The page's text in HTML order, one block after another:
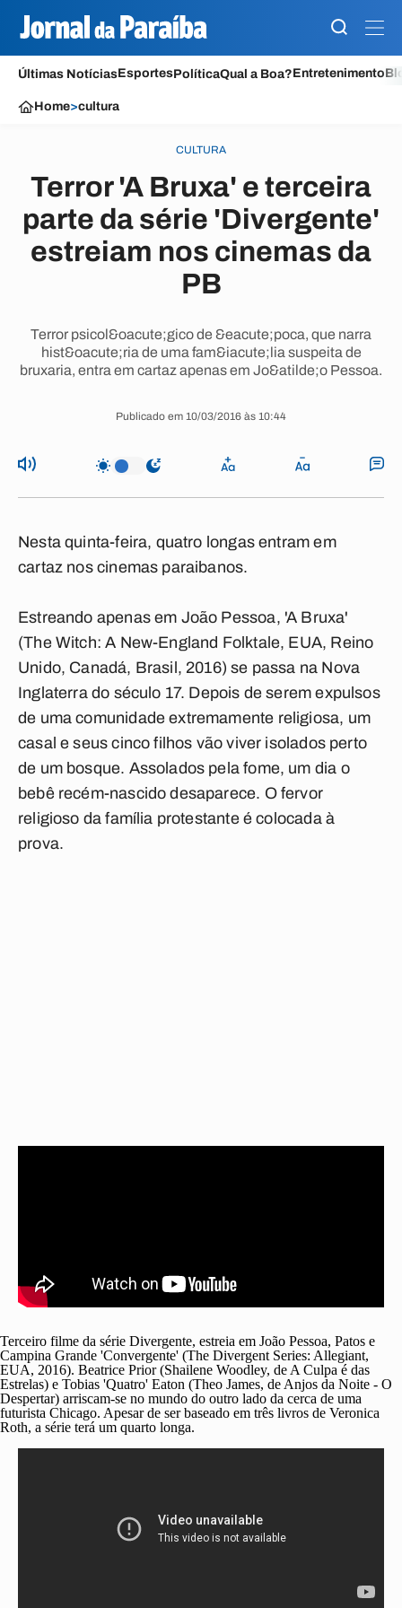
Últimas NotíciasEsportesPolíticaQual a Boa?Entretenimento
Home>cultura
CULTURA
Terror 'A Bruxa' e terceira
parte da série 'Divergente'
estreiam nos cinemas da
PB
Terror psicol&oacute;gico de &eacute;poca, que narra
hist&oacute;ria de uma fam&iacute;lia suspeita de
bruxaria, entra em cartaz apenas em Jo&atilde;o Pessoa.
Publicado em 10/03/2016 às 10:44
Nesta quinta-feira, quatro longas entram em
cartaz nos cinemas paraibanos.
Estreando apenas em João Pessoa, 'A Bruxa'
(The Witch: A New-England Folktale, EUA, Reino
Unido, Canadá, Brasil, 2016) se passa na Nova
Inglaterra do século 17. Depois de serem expulsos
de uma comunidade extremamente religiosa, um
casal e seus cinco filhos vão viver isolados perto
de um bosque. Assolados pela fome, um dia o
bebê recém-nascido desaparece. O fervor
religioso da família protestante é colocada à
prova.
Terceiro filme da série Divergente, estreia em João Pessoa, Patos e
Campina Grande 'Convergente' (The Divergent Series: Allegiant,
EUA, 2016). Beatrice Prior (Shailene Woodley, de A Culpa é das
Estrelas) e Tobias 'Quatro' Eaton (Theo James, de Anjos da Noite - O
Despertar) arriscam-se no mundo do outro lado da cerca de uma
futurista Chicago. Apesar de ser baseado em três livros de Veronica
Roth, a série terá um quarto longa.